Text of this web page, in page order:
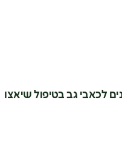
לכאבי גב בטיפול שיאצו